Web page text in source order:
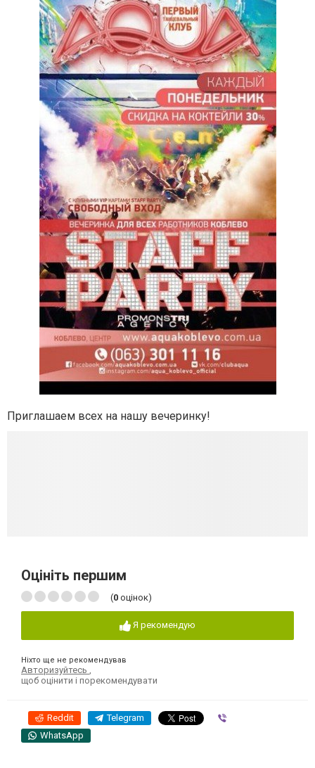
Приглашаем всех на нашу вечеринку!
Оцініть першим
(0 оцінок)
Я рекомендую
Ніхто ще не рекомендував
Авторизуйтесь
щоб оцінити і порекомендувати
Reddit Telegram
WhatsApp